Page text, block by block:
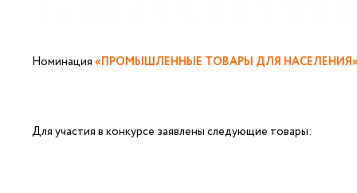
Номинация «ПРОМЫШЛЕННЫЕ ТОВАРЫ ДЛЯ
Для участия в конкурсе заявлены следующие товары: